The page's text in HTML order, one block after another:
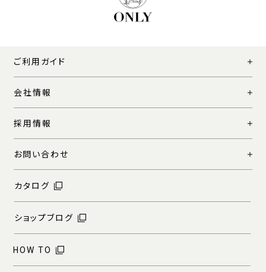
ご利用ガイド
会社情報
採用情報
お問い合わせ
カタログ
ショップブログ
HOW TO